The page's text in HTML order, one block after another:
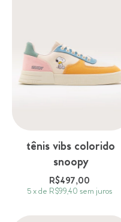
tênis vibs colorido
snoopy
R$497,00
5 xde R$99,40 sem juros